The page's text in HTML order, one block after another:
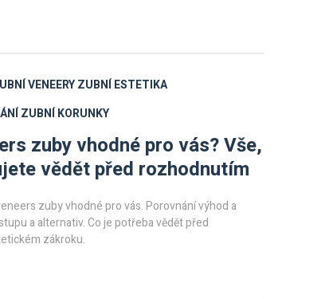
VENEERYZUBNÍ ESTETIKA
ZUBNÍ KORUNKY
zuby vhodné pro vás? Vše,
vědět před rozhodnutím
zuby vhodné pro vás. Porovnání výhod a
a alternativ. Co je potřeba vědět před
zákroku.